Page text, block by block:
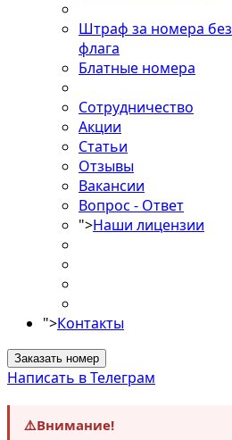
Штраф за номера без
флага
Блатные номера
Сотрудничество
Акции
Статьи
Отзывы
Вакансии
Вопрос - Ответ
">Наши лицензии
">Контакты
Заказать номер
Написать в Телеграм
⚠️Внимание!